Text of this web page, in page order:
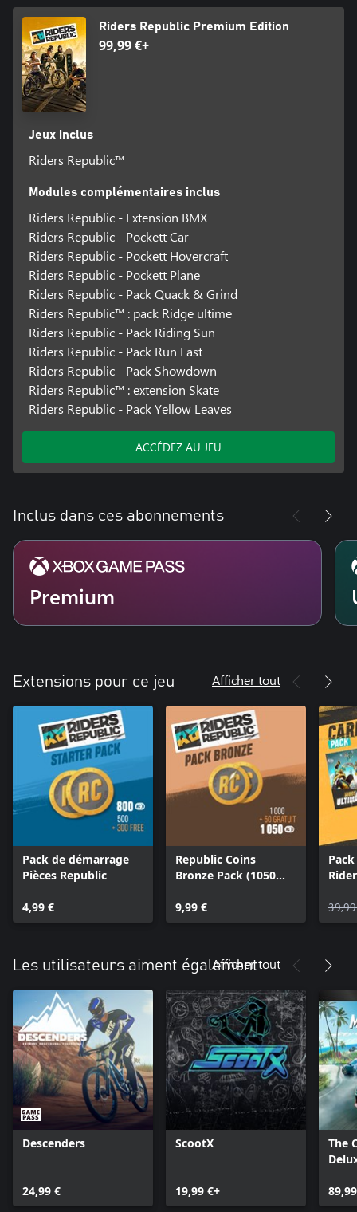
Riders Republic Premium Edition
99,99 €+
Jeux inclus
Riders Republic™
Modules complémentaires inclus
Riders Republic - Extension BMX
Riders Republic - Pockett Car
Riders Republic - Pockett Hovercraft
Riders Republic - Pockett Plane
Riders Republic - Pack Quack & Grind
Riders Republic™ : pack Ridge ultime
Riders Republic - Pack Riding Sun
Riders Republic - Pack Run Fast
Riders Republic - Pack Showdown
Riders Republic™ : extension Skate
Riders Republic - Pack Yellow Leaves
ACCÉDEZ AU JEU
Inclus dans ces abonnements
Premium
Extensions pour ce jeu Afficher tout
Pack de démarrage
Pièces Republic
4,99 €
Republic Coins
Bronze Pack (1050
9,99 €
Les utilisateurs aiment également
Afficher tout
Descenders
24,99 €
ScootX
19,99 €+
The